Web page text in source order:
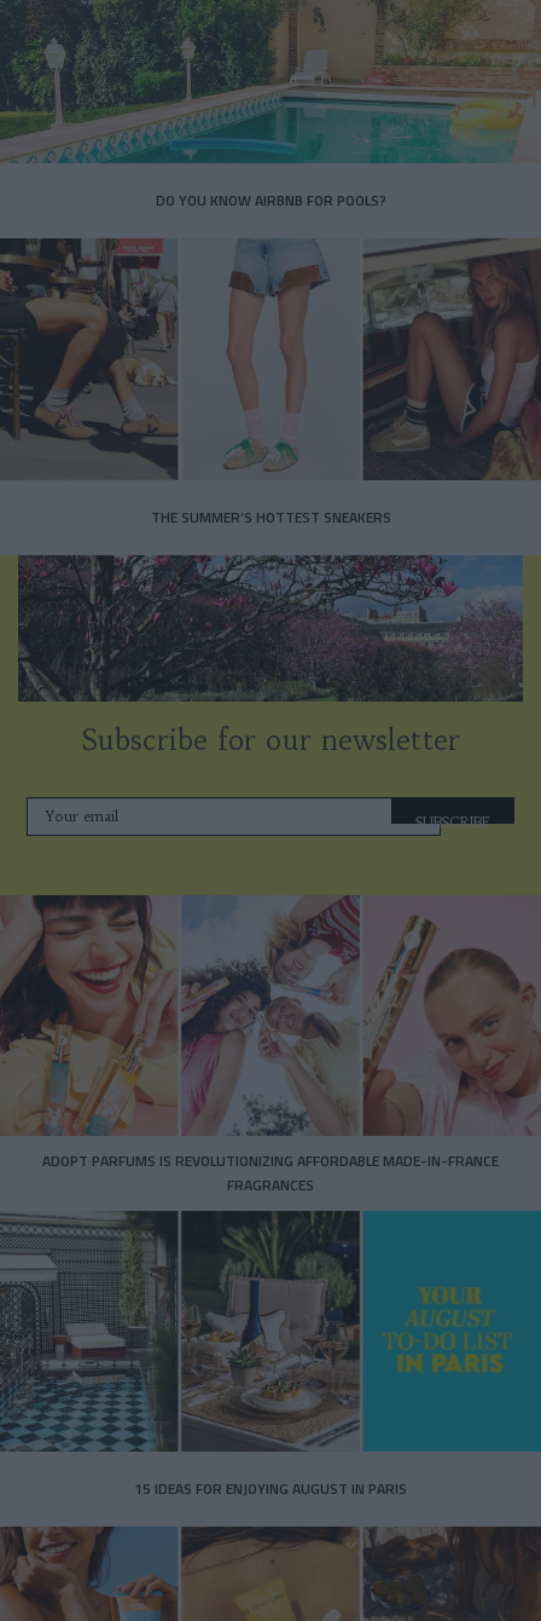
DO YOU KNOW AIRBNB FOR POOLS?
THE SUMMER’S HOTTEST SNEAKERS
Subscribe for our newsletter
SUBSCRIBE
ADOPT PARFUMS IS REVOLUTIONIZING AFFORDABLE MADE-IN-FRANCE
FRAGRANCES
15 IDEAS FOR ENJOYING AUGUST IN PARIS